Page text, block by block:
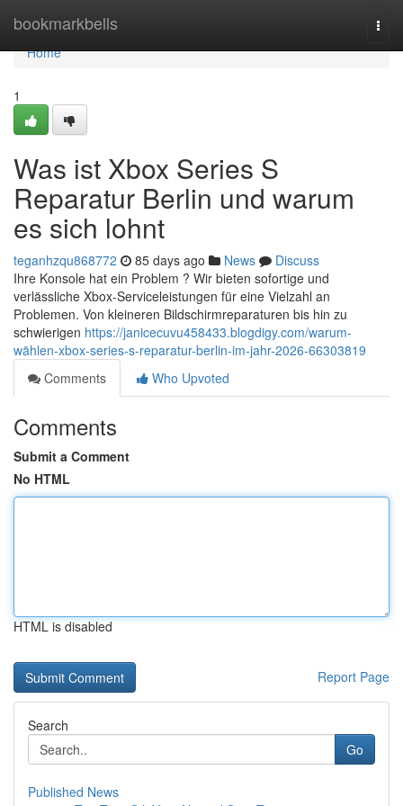
bookmarkbells
Home
Home
1
Was ist Xbox Series S
Reparatur Berlin und warum
es sich lohnt
teganhzqu868772 85 days ago News
Discuss
Ihre Konsole hat ein Problem ? Wir bieten sofortige und
verlässliche Xbox-Serviceleistungen für eine Vielzahl an
Problemen. Von kleineren Bildschirmreparaturen bis hin zu
schwierigen https://janicecuvu458433.blogdigy.com/warum-
wählen-xbox-series-s-reparatur-berlin-im-jahr-2026-66303819
Comments
Who Upvoted
Comments
Submit a Comment
No HTML
HTML is disabled
Report Page
Search
Go
Published News